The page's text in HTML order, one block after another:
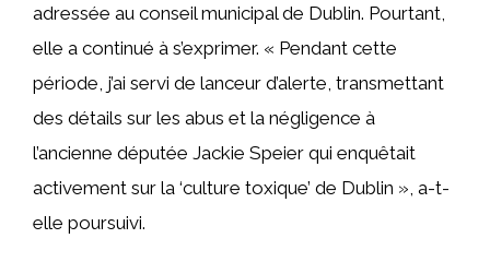
adressée au conseil municipal de Dublin. Pourtant,
elle a continué à s’exprimer. « Pendant cette
période, j’ai servi de lanceur d’alerte, transmettant
des détails sur les abus et la négligence à
l’ancienne députée Jackie Speier qui enquêtait
activement sur la ‘culture toxique’ de Dublin », a-t-
elle poursuivi.